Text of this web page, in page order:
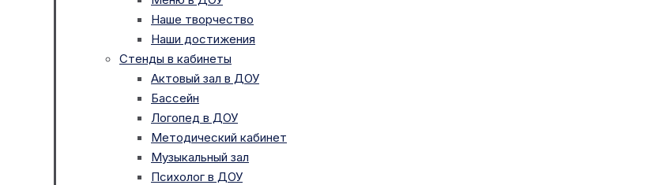
Наше творчество
Наши достижения
Стенды в кабинеты
Актовый зал в ДОУ
Бассейн
Логопед в ДОУ
Методический кабинет
Музыкальный зал
Психолог в ДОУ